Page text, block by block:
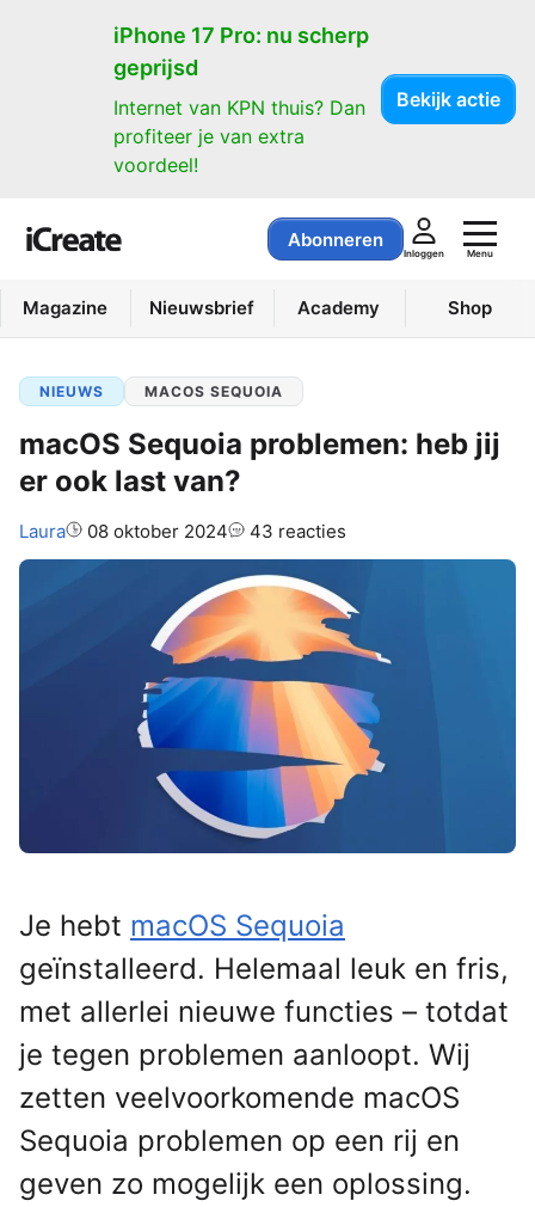
iPhone 17 Pro: nu scherp
geprijsd
Internet van KPN thuis? Dan
profiteer je van extra
voordeel!
Bekijk actie
Abonneren
Inloggen Menu
Magazine Nieuwsbrief Academy Shop
NIEUWS MACOS SEQUOIA
macOS Sequoia problemen: heb jij
er ook last van?
Auteur:
Laura 08 oktober 2024 43 reacties
Je hebt macOS Sequoia
geïnstalleerd. Helemaal leuk en fris,
met allerlei nieuwe functies – totdat
je tegen problemen aanloopt. Wij
zetten veelvoorkomende macOS
Sequoia problemen op een rij en
geven zo mogelijk een oplossing.